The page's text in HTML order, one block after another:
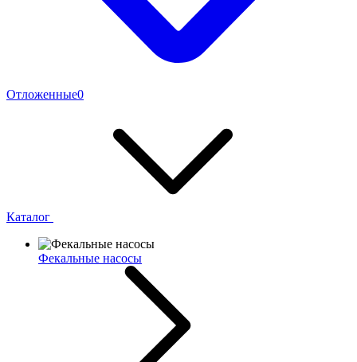
Отложенные0
Каталог
Фекальные насосы